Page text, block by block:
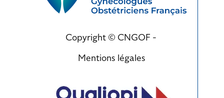
Copyright © CNGOF -
Mentions légales